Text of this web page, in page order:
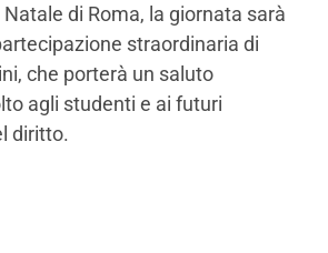
di Roma, la giornata sarà
straordinaria di
che porterà un saluto
agli studenti e ai futuri
diritto.